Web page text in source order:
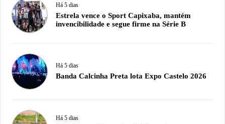
Há 5 dias
Estrela vence o Sport Capixaba, mantém
invencibilidade e segue firme na Série B
Há 5 dias
Banda Calcinha Preta lota Expo Castelo 2026
Há 5 dias